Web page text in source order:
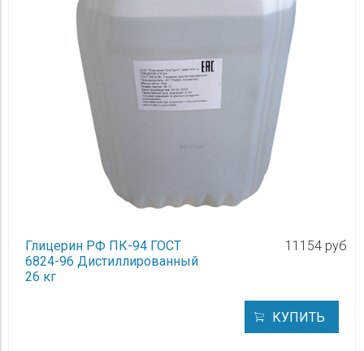
Глицерин РФ ПК-94 ГОСТ
6824-96 Дистиллированный
26 кг
11154 руб
КУПИТЬ